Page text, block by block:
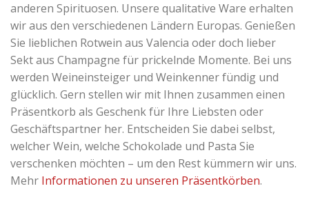
anderen Spirituosen. Unsere qualitative Ware erhalten
wir aus den verschiedenen Ländern Europas. Genießen
Sie lieblichen Rotwein aus Valencia oder doch lieber
Sekt aus Champagne für prickelnde Momente. Bei uns
werden Weineinsteiger und Weinkenner fündig und
glücklich. Gern stellen wir mit Ihnen zusammen einen
Präsentkorb als Geschenk für Ihre Liebsten oder
Geschäftspartner her. Entscheiden Sie dabei selbst,
welcher Wein, welche Schokolade und Pasta Sie
verschenken möchten – um den Rest kümmern wir uns.
Mehr Informationen zu unseren Präsentkörben.